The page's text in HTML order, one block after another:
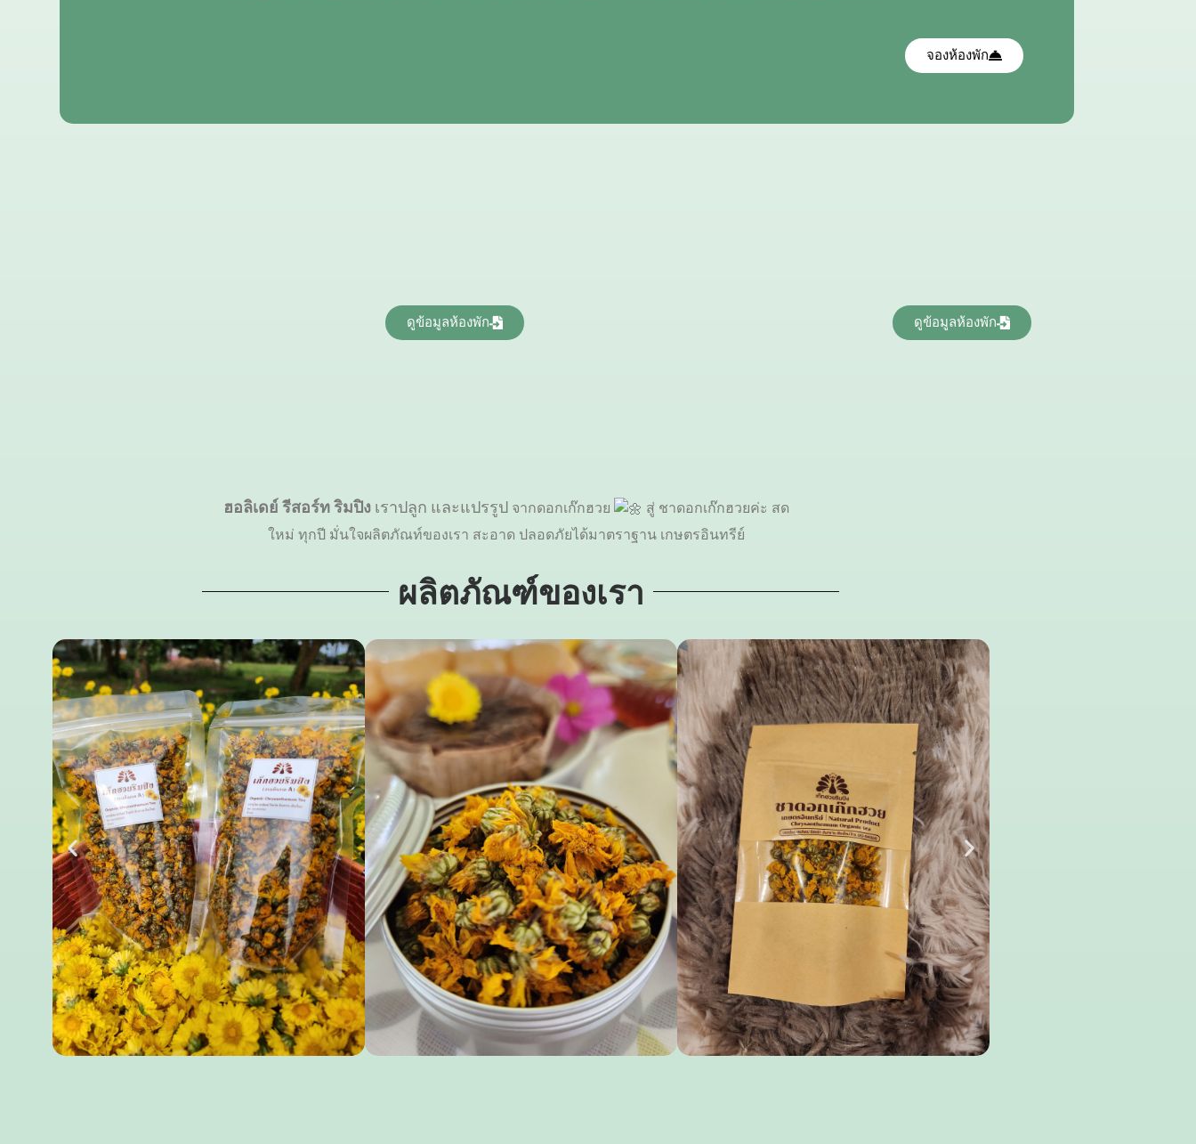
จองห้องพัก
ดูข้อมูลห้องพัก ดูข้อมูลห้องพัก
ฮอลิเดย์ รีสอร์ท ริมปิง เราปลูก และแปรรูป จากดอกเก๊กฮวย สู่ ชาดอกเก๊กฮวยค่ะ สด
ใหม่ ทุกปี มั่นใจผลิตภัณท์ของเรา สะอาด ปลอดภัยได้มาตราฐาน เกษตรอินทรีย์
ผลิตภัณฑ์ของเรา